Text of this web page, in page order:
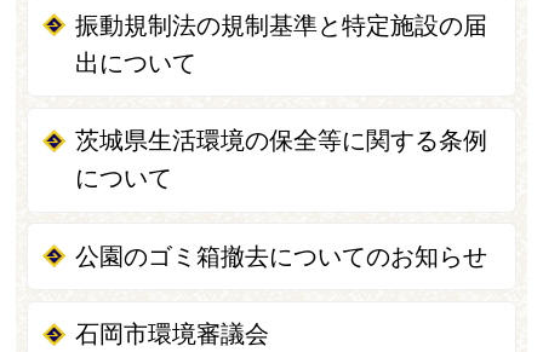
振動規制法の規制基準と特定施設の届
出について
茨城県生活環境の保全等に関する条例
について
公園のゴミ箱撤去についてのお知らせ
石岡市環境審議会